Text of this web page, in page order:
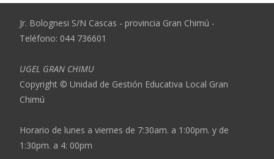
Jr. Bolognesi S/N Cascas - provincia Gran Chimú -
Teléfono: 044 736601
UGEL GRAN CHIMU
Copyright © Unidad de Gestión Educativa Local Gran
Chimú
Horario de lunes a viernes de 7:30am. a 1:00pm. y de
1:30pm. a 4: 00pm